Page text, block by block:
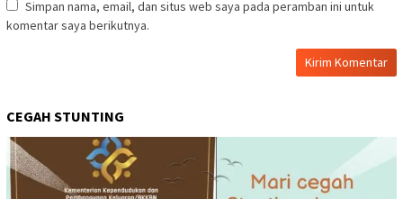
Simpan nama, email, dan situs web saya pada peramban ini untuk
komentar saya berikutnya.
CEGAH STUNTING